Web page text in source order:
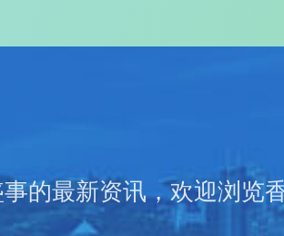
的最新资讯，欢迎浏览